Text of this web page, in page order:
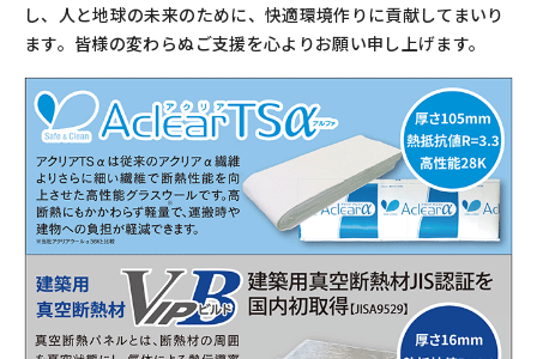
し、人と地球の未来のために、快適環境作りに貢献してまいり
ます。皆様の変わらぬご支援を心よりお願い申し上げます。